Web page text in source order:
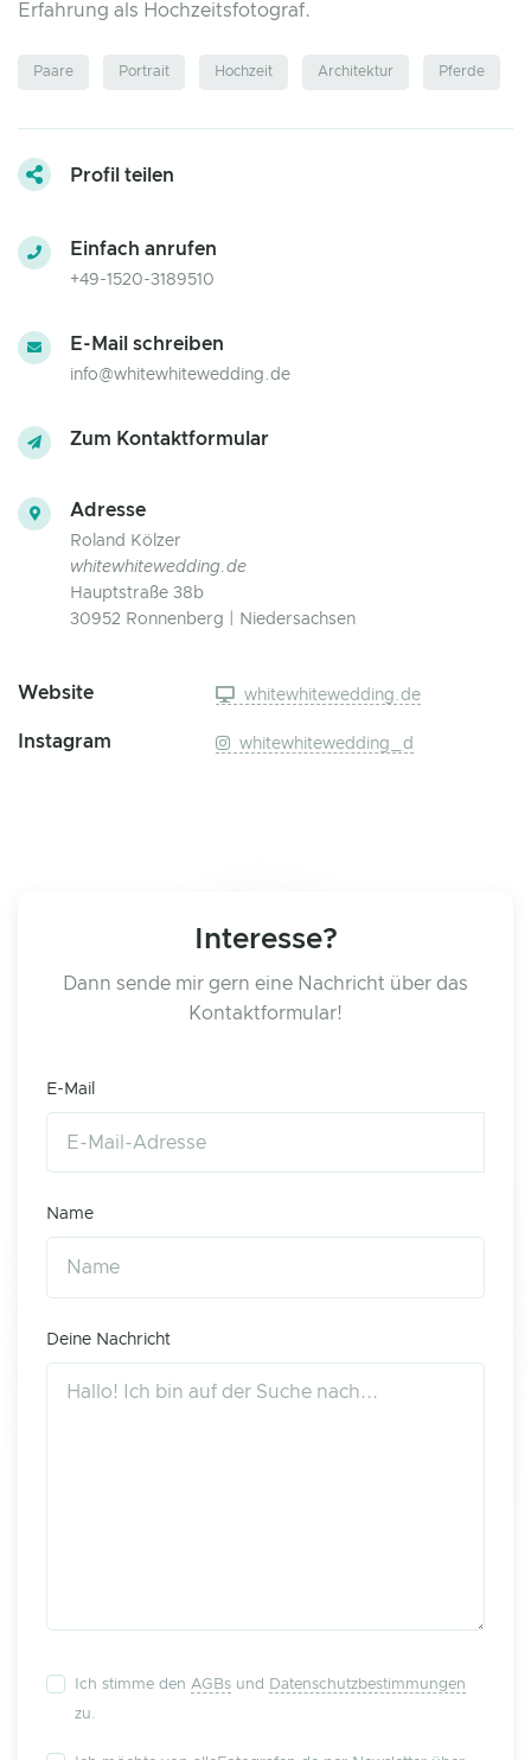
Erfahrung als Hochzeitsfotograf.
Paare Portrait Hochzeit Architektur Pferde
Profil teilen
Einfach anrufen
+49-1520-3189510
E-Mail schreiben
info@whitewhitewedding.de
Zum Kontaktformular
Adresse
Roland Kölzer
whitewhitewedding.de
Hauptstraße 38b
30952 Ronnenberg | Niedersachsen
Website whitewhitewedding.de
Instagram whitewhitewedding_d
Interesse?
Dann sende mir gern eine Nachricht über das
Kontaktformular!
E-Mail
Name
Deine Nachricht
Ich stimme den AGBs und
Datenschutzbestimmungen
zu.